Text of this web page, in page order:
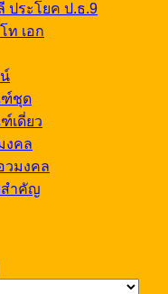
ประโยค ป.ธ.9
ท เอก
ฑ์ชุด
เดี่ยว
งคล
วมงคล
สำคัญ